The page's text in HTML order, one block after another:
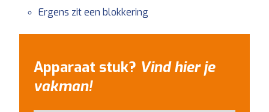
Ergens zit een blokkering
Apparaat stuk? Vind hier je
vakman!